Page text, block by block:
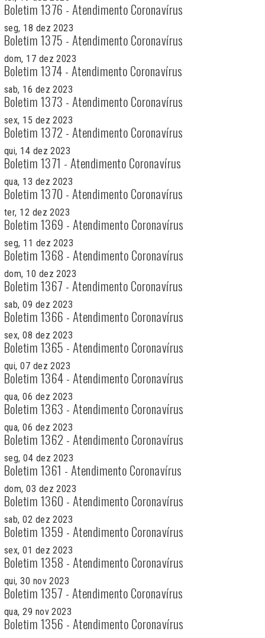
Boletim 1376 - Atendimento Coronavírus
seg, 18 dez 2023
Boletim 1375 - Atendimento Coronavírus
dom, 17 dez 2023
Boletim 1374 - Atendimento Coronavírus
sab, 16 dez 2023
Boletim 1373 - Atendimento Coronavírus
sex, 15 dez 2023
Boletim 1372 - Atendimento Coronavírus
qui, 14 dez 2023
Boletim 1371 - Atendimento Coronavírus
qua, 13 dez 2023
Boletim 1370 - Atendimento Coronavírus
ter, 12 dez 2023
Boletim 1369 - Atendimento Coronavírus
seg, 11 dez 2023
Boletim 1368 - Atendimento Coronavírus
dom, 10 dez 2023
Boletim 1367 - Atendimento Coronavírus
sab, 09 dez 2023
Boletim 1366 - Atendimento Coronavírus
sex, 08 dez 2023
Boletim 1365 - Atendimento Coronavírus
qui, 07 dez 2023
Boletim 1364 - Atendimento Coronavírus
qua, 06 dez 2023
Boletim 1363 - Atendimento Coronavírus
qua, 06 dez 2023
Boletim 1362 - Atendimento Coronavírus
seg, 04 dez 2023
Boletim 1361 - Atendimento Coronavírus
dom, 03 dez 2023
Boletim 1360 - Atendimento Coronavírus
sab, 02 dez 2023
Boletim 1359 - Atendimento Coronavírus
sex, 01 dez 2023
Boletim 1358 - Atendimento Coronavírus
qui, 30 nov 2023
Boletim 1357 - Atendimento Coronavírus
qua, 29 nov 2023
Boletim 1356 - Atendimento Coronavírus